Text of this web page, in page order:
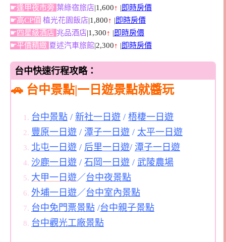
☛逢甲夜市旁 葉綠宿旅店|1,600↑ |即時房價
☛高CP值 植光花園飯店|1,800↑ |即時房價
☛四星級酒店 兆品酒店|1,300↑ |即時房價
☛平價精緻 夏述汽車旅館|2,300↑ |即時房價
台中快速行程攻略：
🚗 台中景點|一日遊景點就醬玩
台中景點 / 新社一日遊 / 梧棲一日遊
豐原一日遊 / 潭子一日遊 / 太平一日遊
北屯一日遊 / 后里一日遊/ 潭子一日遊
沙鹿一日遊 / 石岡一日遊 / 武陵農場
大甲一日遊／台中夜景點
外埔一日遊／台中室內景點
台中免門票景點 /台中親子景點
台中觀光工廠景點